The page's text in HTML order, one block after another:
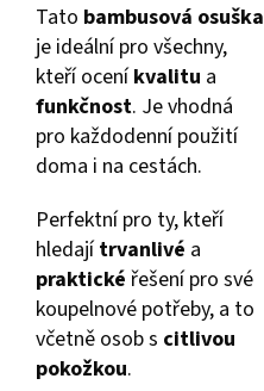
Tato bambusová osuška
je ideální pro všechny,
kteří oceníkvalitu a
funkčnost. Je vhodná
pro každodenní použití
doma i na cestách.
Perfektní pro ty, kteří
hledajítrvanlivé a
praktické řešení pro své
koupelnové potřeby, a to
včetně osob s citlivou
pokožkou.